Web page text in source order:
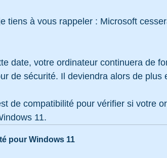
tiens à vous rappeler : Microsoft
date, votre ordinateur continuera de
de sécurité. Il deviendra alors de plus
de compatibilité pour vérifier si votre
11.
pour Windows 11